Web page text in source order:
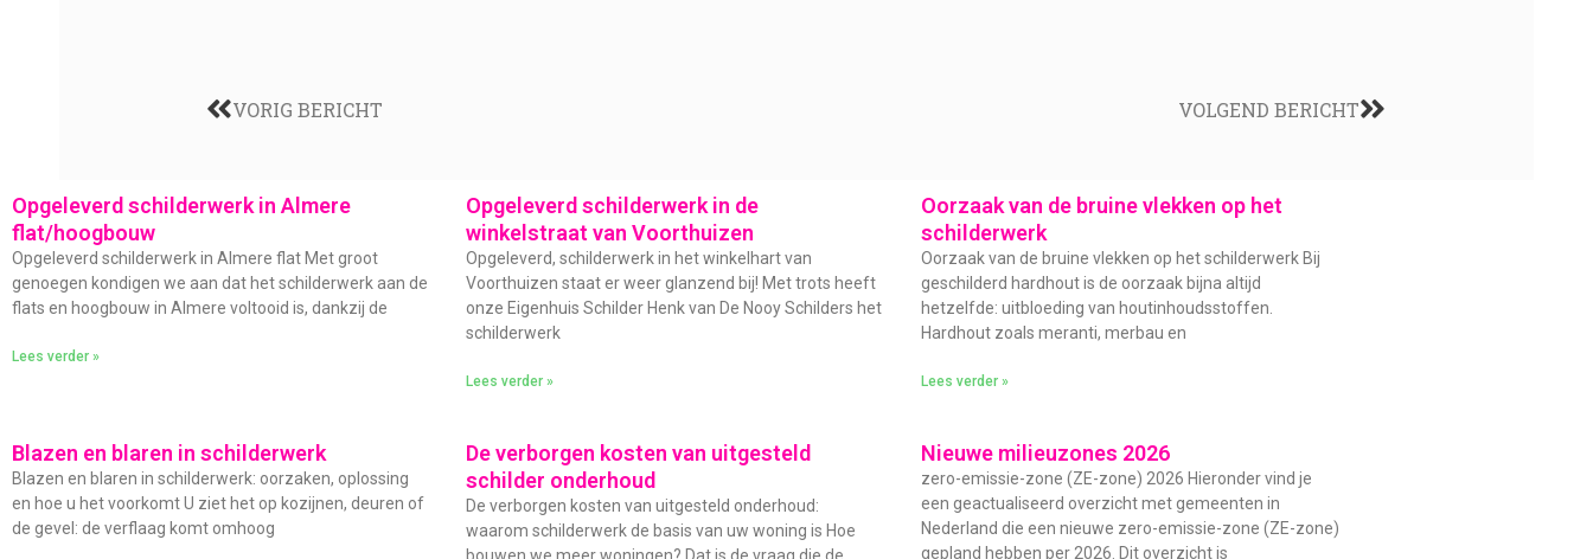
VORIG BERICHT VOLGEND BERICHT
Opgeleverd schilderwerk in Almere
flat/hoogbouw
Opgeleverd schilderwerk in Almere flat Met groot
genoegen kondigen we aan dat het schilderwerk aan de
flats en hoogbouw in Almere voltooid is, dankzij de
Lees verder »
Opgeleverd schilderwerk in de
winkelstraat van Voorthuizen
Opgeleverd, schilderwerk in het winkelhart van
Voorthuizen staat er weer glanzend bij! Met trots heeft
onze Eigenhuis Schilder Henk van De Nooy Schilders het
schilderwerk
Lees verder »
Oorzaak van de bruine vlekken op het
schilderwerk
Oorzaak van de bruine vlekken op het schilderwerk Bij
geschilderd hardhout is de oorzaak bijna altijd
hetzelfde: uitbloeding van houtinhoudsstoffen.
Hardhout zoals meranti, merbau en
Lees verder »
Blazen en blaren in schilderwerk
Blazen en blaren in schilderwerk: oorzaken, oplossing
en hoe u het voorkomt U ziet het op kozijnen, deuren of
de gevel: de verflaag komt omhoog
De verborgen kosten van uitgesteld
schilder onderhoud
De verborgen kosten van uitgesteld onderhoud:
waarom schilderwerk de basis van uw woning is Hoe
Nieuwe milieuzones 2026
zero-emissie-zone (ZE-zone) 2026 Hieronder vind je
een geactualiseerd overzicht met gemeenten in
Nederland die een nieuwe zero-emissie-zone (ZE-zone)
gepland hebben per 2026. Dit overzicht is